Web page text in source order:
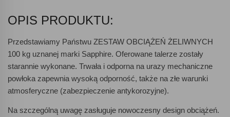
OPIS PRODUKTU:
Przedstawiamy Państwu ZESTAW OBCIĄŻEŃ ŻELIWNYCH
100 kg uznanej marki Sapphire. Oferowane talerze zostały
starannie wykonane. Trwała i odporna na urazy mechaniczne
powłoka zapewnia wysoką odporność, także na złe warunki
atmosferyczne (zabezpieczenie antykorozyjne).
Na szczególną uwagę zasługuje nowoczesny design obciążeń.